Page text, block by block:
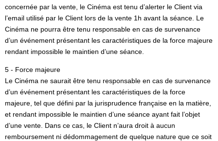
concernée par la vente, le Cinéma est tenu d’alerter le Client via
l’email utilisé par le Client lors de la vente 1h avant la séance. Le
Cinéma ne pourra être tenu responsable en cas de survenance
d’un événement présentant les caractéristiques de la force majeure
rendant impossible le maintien d’une séance.
5 - Force majeure
Le Cinéma ne saurait être tenu responsable en cas de survenance
d’un événement présentant les caractéristiques de la force
majeure, tel que défini par la jurisprudence française en la matière,
et rendant impossible le maintien d’une séance ayant fait l’objet
d’une vente. Dans ce cas, le Client n’aura droit à aucun
remboursement ni dédommagement de quelque nature que ce soit